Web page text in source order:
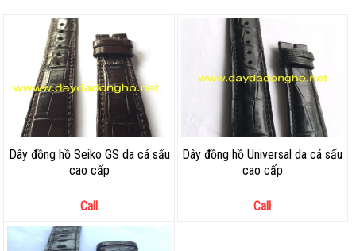
Dây đồng hồ Seiko GS da cá sấu
cao cấp
Call
Dây đồng hồ Universal da cá sấu
cao cấp
Call